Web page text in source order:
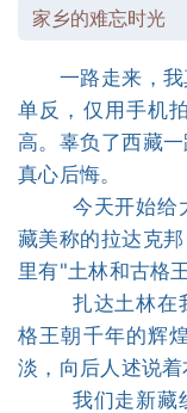
家乡的难忘时光
一路走来，我
单反，仅用手机
高。辜负了西藏
真心后悔。
今天开始给大
藏美称的拉达克
里有"土林和古格
扎达土林在我
格王朝千年的辉
淡，向后人述说着
我们走新藏线